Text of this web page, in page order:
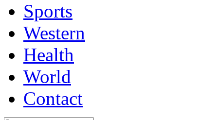
Sports
Western
Health
World
Contact